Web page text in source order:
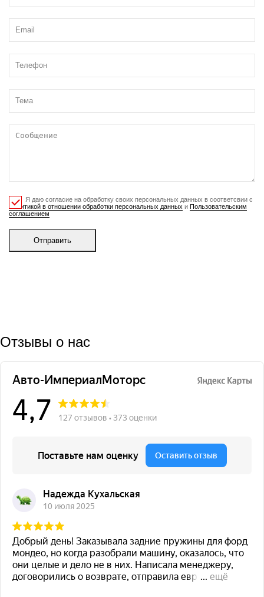
Я даю согласие на обработку своих персональных данных в соответсвии с
Политикой в отношении обработки персональных данных и Пользовательским
соглашением
Отправить
Отзывы о нас